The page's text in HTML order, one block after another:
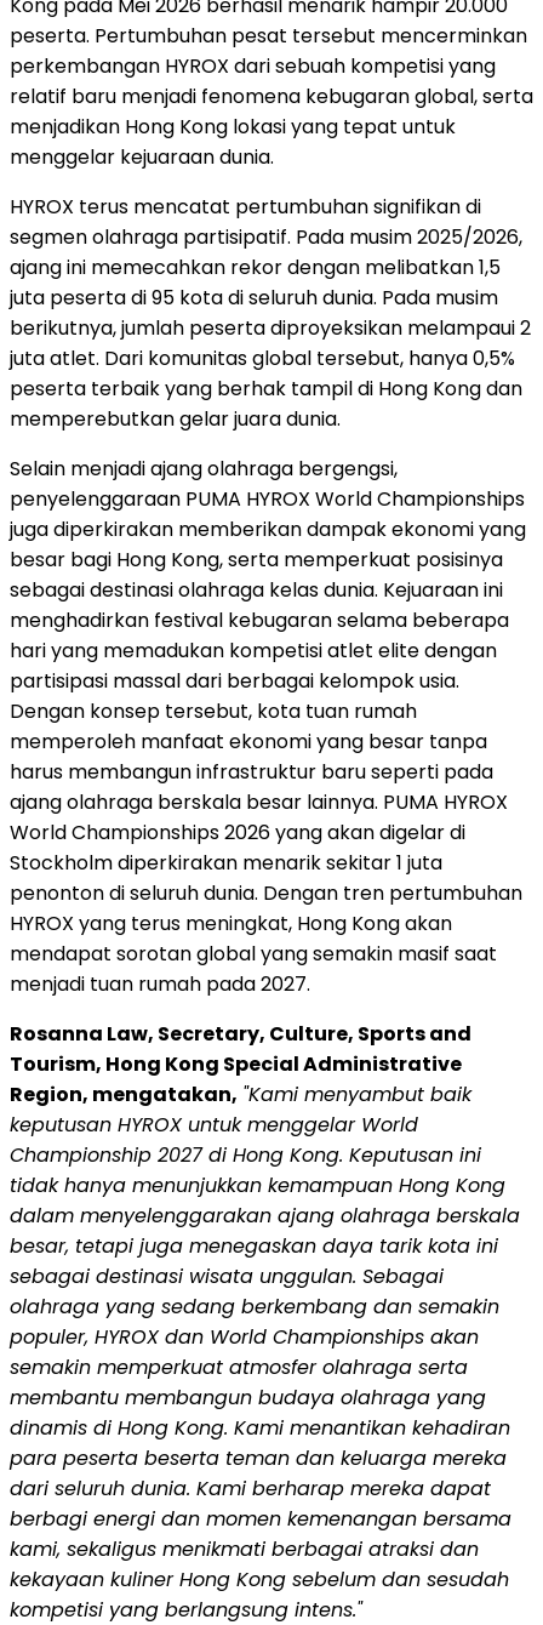
peserta. Pertumbuhan pesat tersebut mencerminkan
perkembangan HYROX dari sebuah kompetisi yang
relatif baru menjadi fenomena kebugaran global, serta
menjadikan Hong Kong lokasi yang tepat untuk
menggelar kejuaraan dunia.
HYROX terus mencatat pertumbuhan signifikan di
segmen olahraga partisipatif. Pada musim 2025/2026,
ajang ini memecahkan rekor dengan melibatkan 1,5
juta peserta di 95 kota di seluruh dunia. Pada musim
berikutnya, jumlah peserta diproyeksikan melampaui 2
juta atlet. Dari komunitas global tersebut, hanya 0,5%
peserta terbaik yang berhak tampil di Hong Kong dan
memperebutkan gelar juara dunia.
Selain menjadi ajang olahraga bergengsi,
penyelenggaraan PUMA HYROX World Championships
juga diperkirakan memberikan dampak ekonomi yang
besar bagi Hong Kong, serta memperkuat posisinya
sebagai destinasi olahraga kelas dunia. Kejuaraan ini
menghadirkan festival kebugaran selama beberapa
hari yang memadukan kompetisi atlet elite dengan
partisipasi massal dari berbagai kelompok usia.
Dengan konsep tersebut, kota tuan rumah
memperoleh manfaat ekonomi yang besar tanpa
harus membangun infrastruktur baru seperti pada
ajang olahraga berskala besar lainnya. PUMA HYROX
World Championships 2026 yang akan digelar di
Stockholm diperkirakan menarik sekitar 1 juta
penonton di seluruh dunia. Dengan tren pertumbuhan
HYROX yang terus meningkat, Hong Kong akan
mendapat sorotan global yang semakin masif saat
menjadi tuan rumah pada 2027.
Rosanna Law, Secretary, Culture, Sports and
Tourism, Hong Kong Special Administrative
Region, mengatakan, "Kami menyambut baik
keputusan HYROX untuk menggelar World
Championship 2027 di Hong Kong. Keputusan ini
tidak hanya menunjukkan kemampuan Hong Kong
dalam menyelenggarakan ajang olahraga berskala
besar, tetapi juga menegaskan daya tarik kota ini
sebagai destinasi wisata unggulan. Sebagai
olahraga yang sedang berkembang dan semakin
populer, HYROX dan World Championships akan
semakin memperkuat atmosfer olahraga serta
membantu membangun budaya olahraga yang
dinamis di Hong Kong. Kami menantikan kehadiran
para peserta beserta teman dan keluarga mereka
dari seluruh dunia. Kami berharap mereka dapat
berbagi energi dan momen kemenangan bersama
kami, sekaligus menikmati berbagai atraksi dan
kekayaan kuliner Hong Kong sebelum dan sesudah
kompetisi yang berlangsung intens."